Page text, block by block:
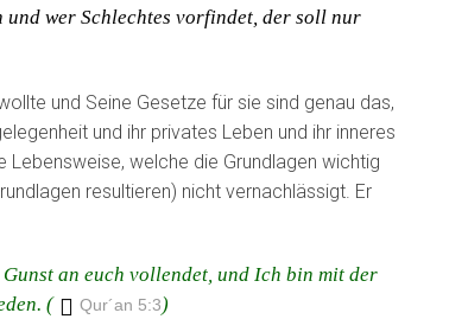
wer Schlechtes vorfindet, der soll nur
und Seine Gesetze für sie sind genau das,
und ihr privates Leben und ihr inneres
welche die Grundlagen wichtig
resultieren) nicht vernachlässigt. Er
an euch vollendet, und Ich bin mit der
(
Qur´an 5:3)